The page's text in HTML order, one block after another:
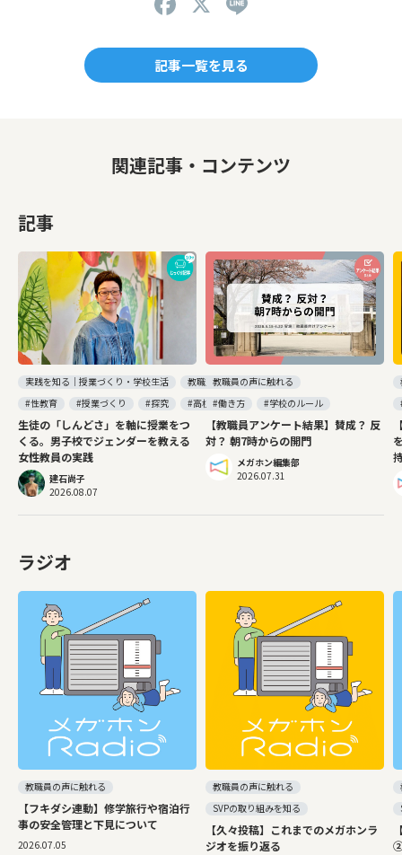
c
e
o
e
記事一覧を見る
関連記事・コンテンツ
記事
実践を知る｜授業づくり・学校生活
教職員の声に触れる
#性教育
#授業づくり #探究 #高校
生徒の「しんどさ」を軸に授業をつ
くる。男子校でジェンダーを教える
女性教員の実践
建石尚子
2026.08.07
教職員の声に触れる
#働き方
#学校のルール
【教職員アンケート結果】賛成？ 反
対？ 朝7時からの開門
メガホン編集部
2026.07.31
ラジオ
教職員の声に触れる
【フキダシ連動】修学旅行や宿泊行
事の安全管理と下見について
2026.07.05
教職員の声に触れる
SVPの取り組みを知る
【久々投稿】これまでのメガホンラ
ジオを振り返る
②